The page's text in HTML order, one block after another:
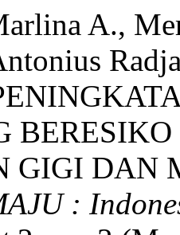
A.,
GIGI DAN
: